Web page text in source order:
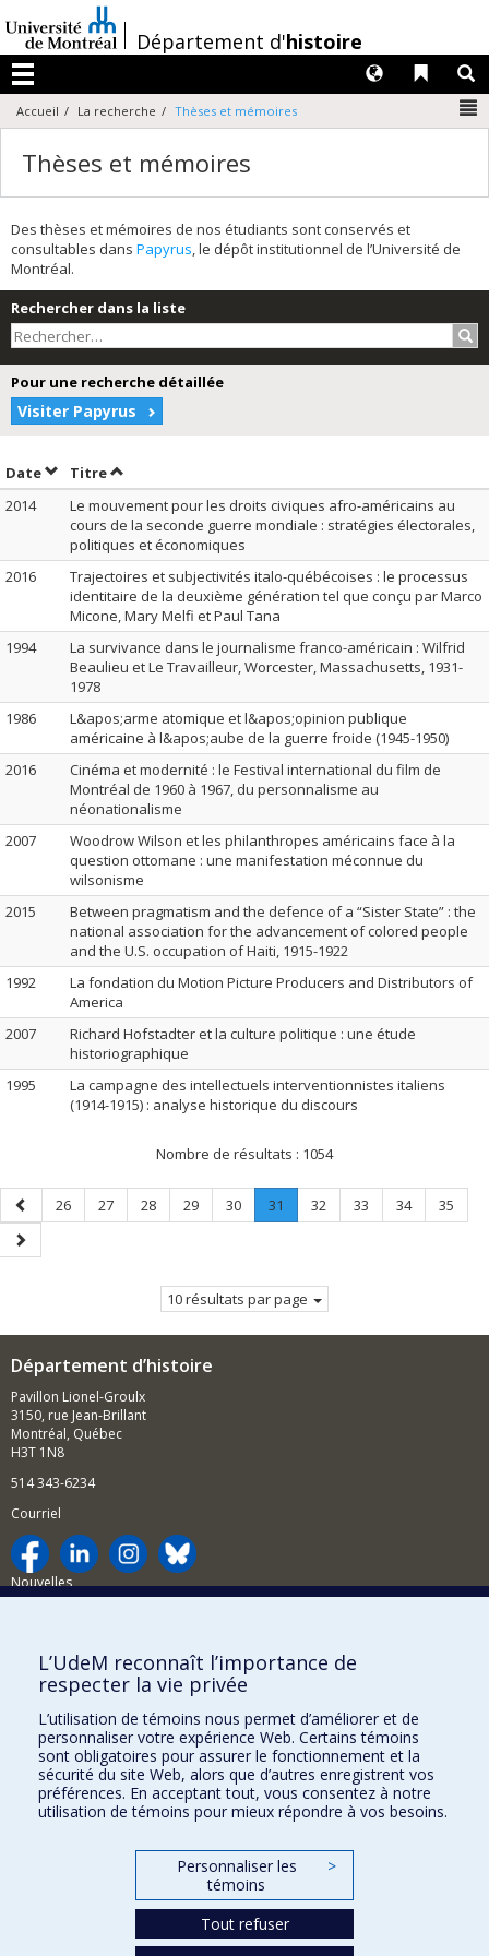
au
contenu
/Département d'histoire
Menu
Liens
Langues
Accueil La recherche Thèses et mémoires
Thèses et mémoires
Des thèses et mémoires de nos étudiants sont conservés et
consultables dans Papyrus, le dépôt institutionnel de l’Université de
Montréal.
Rechercher dans la liste
Pour une recherche détaillée
Visiter Papyrus
DateTrier par date en ordre décroissant
TitreTrier par titre en ordre décroissant
2014
Le mouvement pour les droits civiques afro-américains au
cours de la seconde guerre mondiale : stratégies électorales,
politiques et économiques
2016
Trajectoires et subjectivités italo-québécoises : le processus
identitaire de la deuxième génération tel que conçu par Marco
Micone, Mary Melfi et Paul Tana
1994
La survivance dans le journalisme franco-américain : Wilfrid
Beaulieu et Le Travailleur, Worcester, Massachusetts, 1931-
1978
1986
L&apos;arme atomique et l&apos;opinion publique
américaine à l&apos;aube de la guerre froide (1945-1950)
2016
Cinéma et modernité : le Festival international du film de
Montréal de 1960 à 1967, du personnalisme au
néonationalisme
2007
Woodrow Wilson et les philanthropes américains face à la
question ottomane : une manifestation méconnue du
wilsonisme
2015
Between pragmatism and the defence of a “Sister State” : the
national association for the advancement of colored people
and the U.S. occupation of Haiti, 1915-1922
1992
La fondation du Motion Picture Producers and Distributors of
America
2007
Richard Hofstadter et la culture politique : une étude
historiographique
1995
La campagne des intellectuels interventionnistes italiens
(1914-1915) : analyse historique du discours
Nombre de résultats : 1054
Page
précédente
Page
26 Page
27 Page
28 Page
29 Page
30 Page
31
Page
Page
32 Page
33 Page
34 Page
35
Page
suivante
10 résultats par page
Département d’histoire
Pavillon Lionel-Groulx
3150, rue Jean-Brillant
Montréal, Québec
H3T 1N8
514 343-6234
Courriel
Nouvelles
Comment soutenir le Département?
BESOIN D'AIDE?
Plan du site
Signaler une erreur
Accessibilité
FACULTÉ DES ARTS ET DES SCIENCES
Nos départements et écoles
L’UdeM reconnaît l’importance de
respecter la vie privée
L’utilisation de témoins nous permet d’améliorer et de
personnaliser votre expérience Web. Certains témoins
sont obligatoires pour assurer le fonctionnement et la
sécurité du site Web, alors que d’autres enregistrent vos
préférences. En acceptant tout, vous consentez à notre
utilisation de témoins pour mieux répondre à vos besoins.
Personnaliser les
témoins
>
Tout refuser